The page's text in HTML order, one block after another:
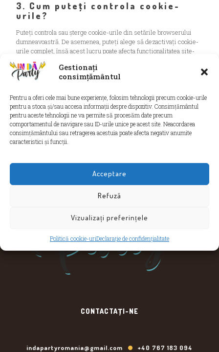
Gestionați
consimțământul
Pentru a oferi cele mai bune experiențe, folosim tehnologii precum cookie-urile
pentru a stoca și/sau accesa informații despre dispozitiv. Consimțământul
pentru aceste tehnologii ne va permite să procesăm date precum
comportamentul de navigare sau ID-urile unice pe acest site. Neacordarea
consimțământului sau retragerea acestuia poate afecta negativ anumite
caracteristici și funcții.
Acceptare
Refuză
Vizualizați preferințele
Politică cookie-uriDeclarație de confidențialitate
3. Cum puteți controla cookie-
urile?
Puteți controla sau șterge cookie-urile din setările browserului
dumneavoastră. De asemenea, puteți alege să dezactivați cookie-
urile complet, însă acest lucru poate afecta funcționalitatea site-
4. Consimțământ
Prin utilizarea site-ului www.indaparty.ro , sunteți de acord cu
utilizarea cookie-urilor în conformitate cu această politică. La
prima vizită, vă solicităm consimțământul printr-un banner
specific.
CONTACTAȚI-NE
indapartyromania@gmail.com +40 767 183 094